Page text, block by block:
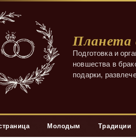
Планета
Подготовка и
новшества в
подарки,
Молодым Традиции